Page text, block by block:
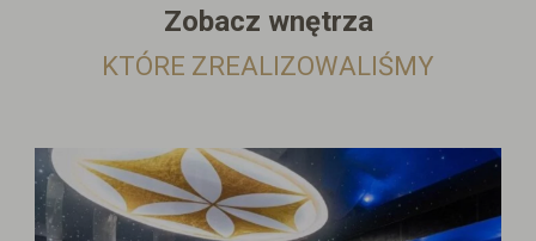
Zobacz wnętrza
KTÓRE ZREALIZOWALIŚMY